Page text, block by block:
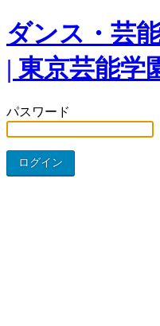
ダンス・芸
| 東京芸能学
パスワード